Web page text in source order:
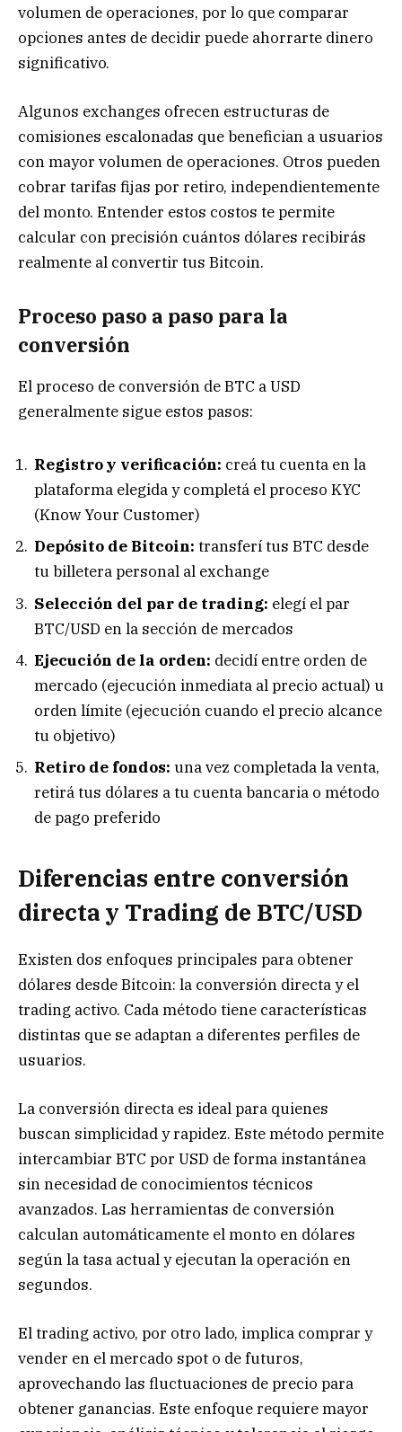
volumen de operaciones, por lo que comparar
opciones antes de decidir puede ahorrarte dinero
significativo.
Algunos exchanges ofrecen estructuras de
comisiones escalonadas que benefician a usuarios
con mayor volumen de operaciones. Otros pueden
cobrar tarifas fijas por retiro, independientemente
del monto. Entender estos costos te permite
calcular con precisión cuántos dólares recibirás
realmente al convertir tus Bitcoin.
Proceso paso a paso para la
conversión
El proceso de conversión de BTC a USD
generalmente sigue estos pasos:
Registro y verificación: creá tu cuenta en la
plataforma elegida y completá el proceso KYC
(Know Your Customer)
Depósito de Bitcoin: transferí tus BTC desde
tu billetera personal al exchange
Selección del par de trading: elegí el par
BTC/USD en la sección de mercados
Ejecución de la orden: decidí entre orden de
mercado (ejecución inmediata al precio actual) u
orden límite (ejecución cuando el precio alcance
tu objetivo)
Retiro de fondos: una vez completada la venta,
retirá tus dólares a tu cuenta bancaria o método
de pago preferido
Diferencias entre conversión
directa y Trading de BTC/USD
Existen dos enfoques principales para obtener
dólares desde Bitcoin: la conversión directa y el
trading activo. Cada método tiene características
distintas que se adaptan a diferentes perfiles de
usuarios.
La conversión directa es ideal para quienes
buscan simplicidad y rapidez. Este método permite
intercambiar BTC por USD de forma instantánea
sin necesidad de conocimientos técnicos
avanzados. Las herramientas de conversión
calculan automáticamente el monto en dólares
según la tasa actual y ejecutan la operación en
segundos.
El trading activo, por otro lado, implica comprar y
vender en el mercado spot o de futuros,
aprovechando las fluctuaciones de precio para
obtener ganancias. Este enfoque requiere mayor